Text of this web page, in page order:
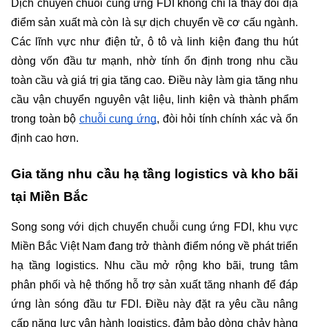
Dịch chuyển chuỗi cung ứng FDI không chỉ là thay đổi địa
điểm sản xuất mà còn là sự dịch chuyển về cơ cấu ngành.
Các lĩnh vực như điện tử, ô tô và linh kiện đang thu hút
dòng vốn đầu tư mạnh, nhờ tính ổn định trong nhu cầu
toàn cầu và giá trị gia tăng cao. Điều này làm gia tăng nhu
cầu vận chuyển nguyên vật liệu, linh kiện và thành phẩm
trong toàn bộ chuỗi cung ứng, đòi hỏi tính chính xác và ổn
định cao hơn.
Gia tăng nhu cầu hạ tầng logistics và kho bãi
tại Miền Bắc
Song song với dịch chuyển chuỗi cung ứng FDI, khu vực
Miền Bắc Việt Nam đang trở thành điểm nóng về phát triển
hạ tầng logistics. Nhu cầu mở rộng kho bãi, trung tâm
phân phối và hệ thống hỗ trợ sản xuất tăng nhanh để đáp
ứng làn sóng đầu tư FDI. Điều này đặt ra yêu cầu nâng
cấp năng lực vận hành logistics, đảm bảo dòng chảy hàng